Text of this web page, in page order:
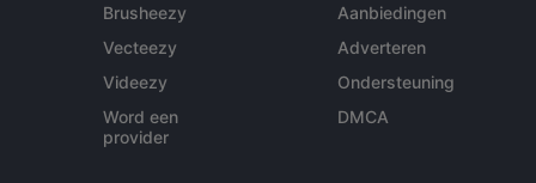
Brusheezy
Vecteezy
Videezy
Word een
provider
Aanbiedingen
Adverteren
Ondersteuning
DMCA